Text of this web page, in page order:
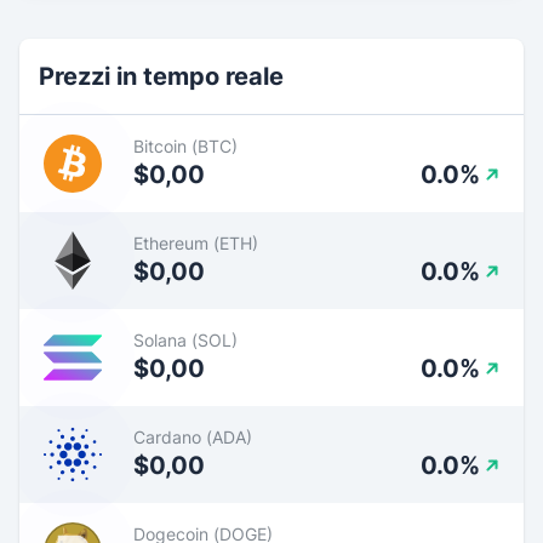
Prezzi in tempo reale
Bitcoin (BTC)
$0,00 0.0%
Ethereum (ETH)
$0,00 0.0%
Solana (SOL)
$0,00 0.0%
Cardano (ADA)
$0,00 0.0%
Dogecoin (DOGE)